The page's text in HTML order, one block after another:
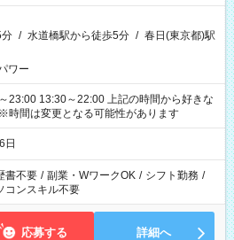
/ 水道橋駅から徒歩5分 / 春日(東京都)駅
ワー
～22:00 上記の時間から好きな
時間は変更となる可能性があります
日
書不要 / 副業・WワークOK / シフト勤務 /
コンスキル不要
応募する 詳細へ